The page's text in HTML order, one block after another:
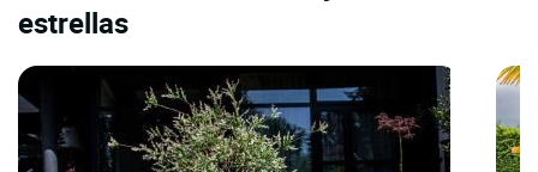
estrellas